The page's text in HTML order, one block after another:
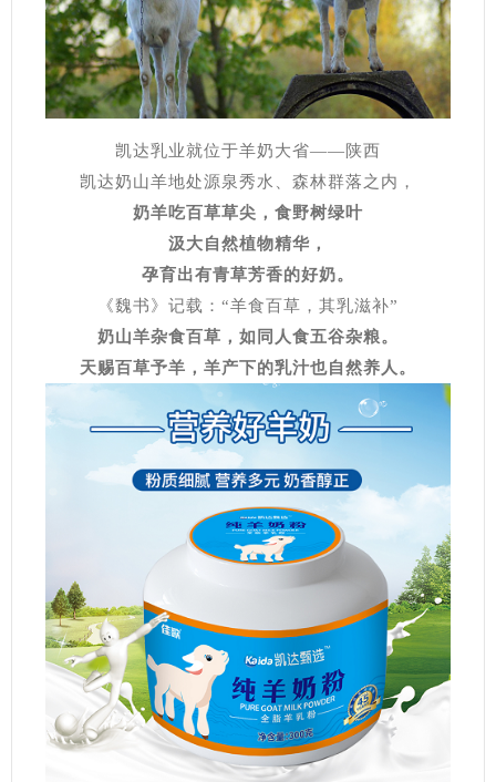
凯达乳业就位于羊奶大省——陕西
凯达奶山羊地处源泉秀水、森林群落之内，
奶羊吃百草草尖，食野树绿叶
汲大自然植物精华，
孕育出有青草芳香的好奶。
《魏书》记载：“羊食百草，其乳滋补”
奶山羊杂食百草，如同人食五谷杂粮。
天赐百草予羊，羊产下的乳汁也自然养人。